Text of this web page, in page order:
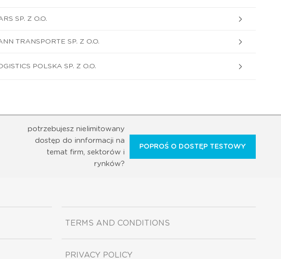
SP. Z O.O.
TRANSPORTE SP. Z O.O.
POLSKA SP. Z O.O.
potrzebujesz nielimitowany
dostęp do innformacji na
temat firm, sektorów i
rynków?
POPROŚ O DOSTĘP TESTOWY
TERMS AND CONDITIONS
PRIVACY POLICY